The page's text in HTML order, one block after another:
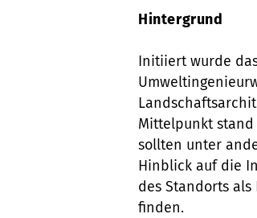
Hintergrund
Initiiert wurde
Mittelpunkt stand
sollten unter
Hinblick auf die
des Standorts
finden.